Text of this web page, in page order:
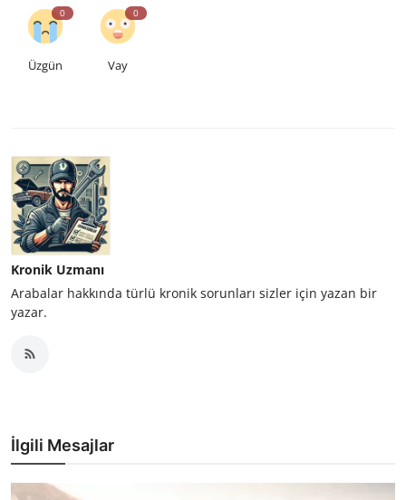
0
Üzgün
0
Vay
Kronik Uzmanı
Arabalar hakkında türlü kronik sorunları sizler için yazan bir
yazar.
İlgili Mesajlar